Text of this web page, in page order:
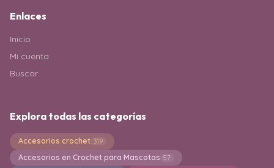
Enlaces
Inicio
Mi cuenta
Buscar
Explora todas las categorías
Accesorios crochet 319
Accesorios en Crochet para Mascotas 57